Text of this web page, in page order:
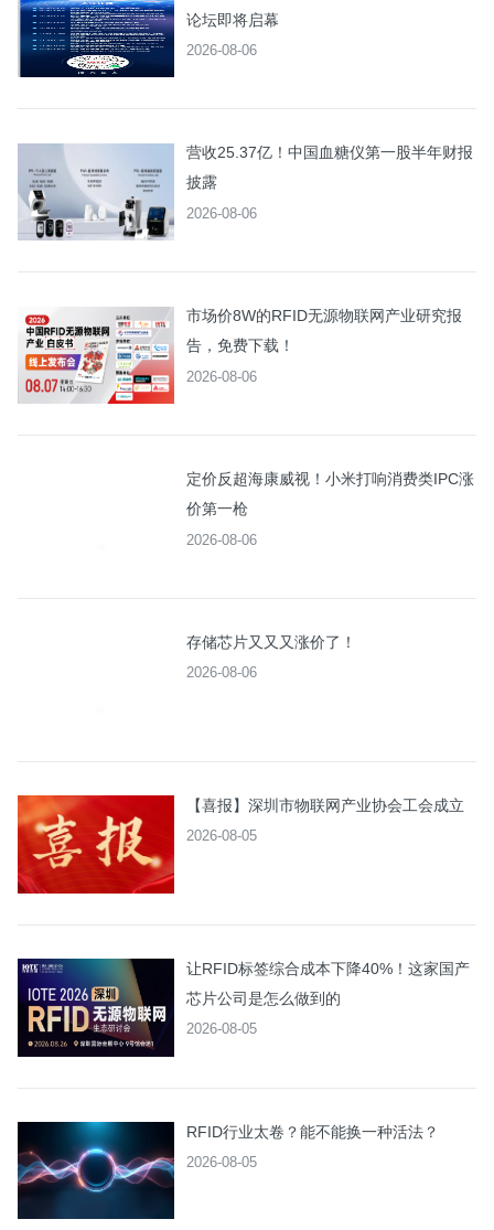
论坛即将启幕
2026-08-06
营收25.37亿！中国血糖仪第一股半年财报
披露
2026-08-06
市场价8W的RFID无源物联网产业研究报
告，免费下载！
2026-08-06
定价反超海康威视！小米打响消费类IPC涨
价第一枪
2026-08-06
存储芯片又又又涨价了！
2026-08-06
【喜报】深圳市物联网产业协会工会成立
2026-08-05
让RFID标签综合成本下降40%！这家国产
芯片公司是怎么做到的
2026-08-05
RFID行业太卷？能不能换一种活法？
2026-08-05